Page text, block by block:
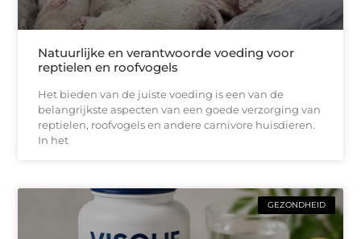
Natuurlijke en verantwoorde voeding voor
reptielen en roofvogels
Het bieden van de juiste voeding is een van de
belangrijkste aspecten van een goede verzorging van
reptielen, roofvogels en andere carnivore huisdieren.
In het
GEZONDHEID